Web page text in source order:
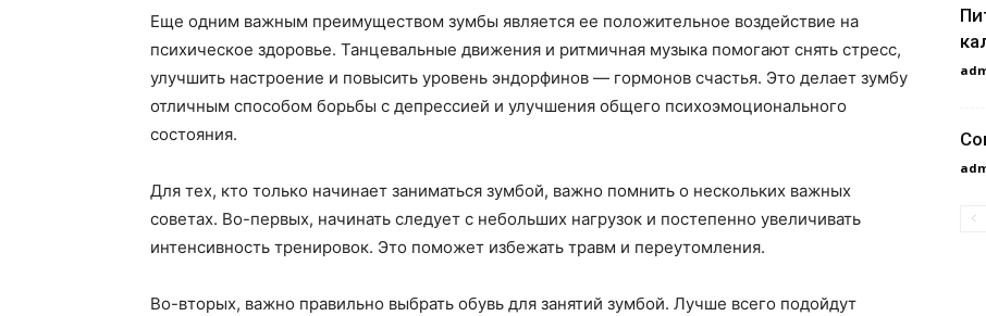
Еще одним важным преимуществом зумбы является ее положительное воздействие на
психическое здоровье. Танцевальные движения и ритмичная музыка помогают снять стресс,
улучшить настроение и повысить уровень эндорфинов — гормонов счастья. Это делает зумбу
отличным способом борьбы с депрессией и улучшения общего психоэмоционального
состояния.
Для тех, кто только начинает заниматься зумбой, важно помнить о нескольких важных
советах. Во-первых, начинать следует с небольших нагрузок и постепенно увеличивать
интенсивность тренировок. Это поможет избежать травм и переутомления.
Во-вторых, важно правильно выбрать обувь для занятий зумбой. Лучше всего подойдут